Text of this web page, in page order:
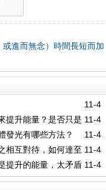
進而無念）時間長短而加
11-4
11-4
提升能量？是否只是
11-4
發光有哪些方法？
11-4
相互對待，如何達至
11-4
提升的能量，太矛盾